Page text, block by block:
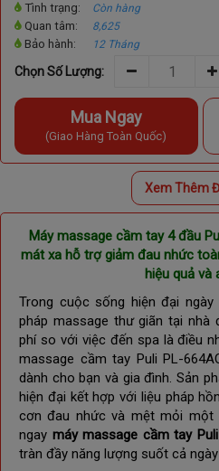
Tình trạng: Còn hàng
Quan tâm: 8,625
Bảo hành: 12 Tháng
Chọn Số Lượng:
Mua Ngay
(Giao Hàng Toàn Quốc)
Xem Thêm
Máy massage cầm tay 4 đầu
mát xa hỗ trợ giảm đau nhức
hiệu quả và
Trong cuộc sống hiện đại
pháp massage thư giãn tại nhà
phí so với việc đến spa là điều
massage cầm tay Puli PL-
dành cho bạn và gia đình. Sản
hiện đại kết hợp với liệu pháp
cơn đau nhức và mệt mỏi một
ngay máy massage cầm tay
tràn đầy năng lượng suốt cả